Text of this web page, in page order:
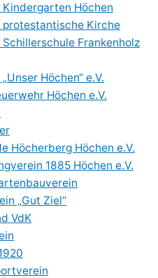
Höchen
protestantische Kirche
Frankenholz
Höchen“ e.V.
Höchen e.V.
Höcherberg Höchen e.V.
1885 Höchen e.V.
„Gut Ziel“
VdK